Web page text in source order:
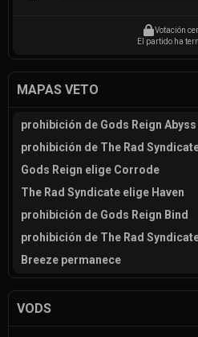
Votación
El partido ha
MAPAS VETO
prohibición de Gods Reign Abyss
prohibición de The Rad
Gods Reign elige Corrode
The Rad Syndicate elige Haven
prohibición de Gods Reign Bind
prohibición de The Rad
Breeze permanece
VODS